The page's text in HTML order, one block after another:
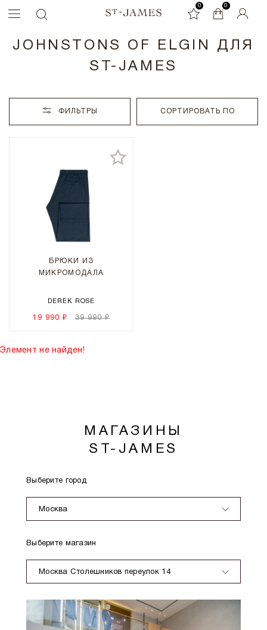
0 0
0
JOHNSTONS OF ELGIN ДЛЯ
ST-JAMES
ФИЛЬТРЫ СОРТИРОВАТЬ ПО
БРЮКИ ИЗ
МИКРОМОДАЛА
DEREK ROSE
19 990 ₽ 39 990 ₽
Элемент не найден!
МАГАЗИНЫ
ST-JAMES
Выберите город
Москва
Выберите магазин
Москва Столешников переулок 14